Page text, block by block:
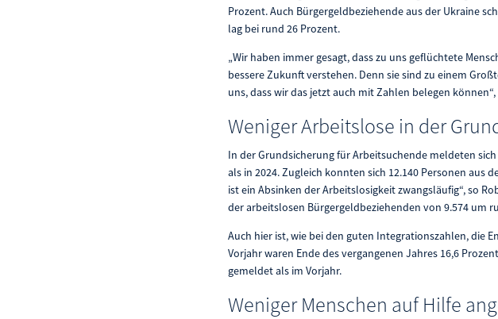
Prozent. Auch Bürgergeldbeziehende aus der Ukraine
lag bei rund 26 Prozent.
„Wir haben immer gesagt, dass zu uns geflüchtete
bessere Zukunft verstehen. Denn sie sind zu einem
uns, dass wir das jetzt auch mit Zahlen belegen
Weniger Arbeitslose in der
In der Grundsicherung für Arbeitsuchende meldeten
als in 2024. Zugleich konnten sich 12.140 Personen aus
ist ein Absinken der Arbeitslosigkeit zwangsläufig“, so
der arbeitslosen Bürgergeldbeziehenden von 9.574 um
Auch hier ist, wie bei den guten Integrationszahlen, die
Vorjahr waren Ende des vergangenen Jahres 16,6
gemeldet als im Vorjahr.
Weniger Menschen auf Hilfe